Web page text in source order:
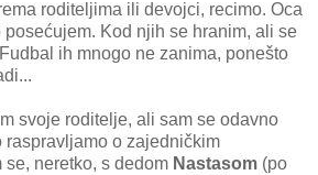
roditeljima ili devojci, recimo. Oca
Kod njih se hranim, ali se
ih mnogo ne zanima, ponešto
svoje roditelje, ali sam se odavno
raspravljamo o zajedničkim
neretko, s dedom Nastasom (po